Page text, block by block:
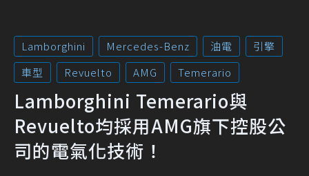
Lamborghini Mercedes-Benz 油電
引擎
車型
Revuelto AMG Temerario
Lamborghini Temerario與
Revuelto均採用AMG旗下控股公
司的電氣化技術！